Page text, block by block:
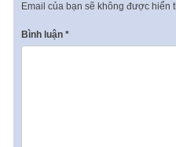
Email của bạn sẽ không được hiển
Bình luận *